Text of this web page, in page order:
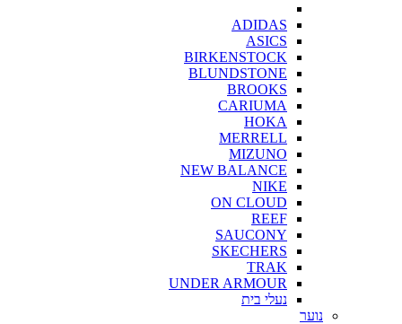
ADIDAS
ASICS
BIRKENSTOCK
BLUNDSTONE
BROOKS
CARIUMA
HOKA
MERRELL
MIZUNO
NEW BALANCE
NIKE
ON CLOUD
REEF
SAUCONY
SKECHERS
TRAK
UNDER ARMOUR
נעלי בית
נוער